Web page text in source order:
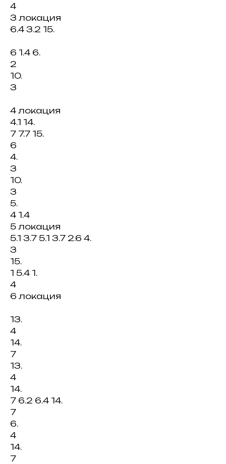
4
3 локация
6.4 3.2 15.
6 1.4 6.
2
10.
3
4 локация
4.1 14.
7 7.7 15.
6
4.
3
10.
3
5.
4 1.4
5 локация
5.1 3.7 5.1 3.7 2.6 4.
3
15.
1 5.4 1.
4
6 локация
13.
4
14.
7
13.
4
14.
7 6.2 6.4 14.
7
6.
4
14.
7